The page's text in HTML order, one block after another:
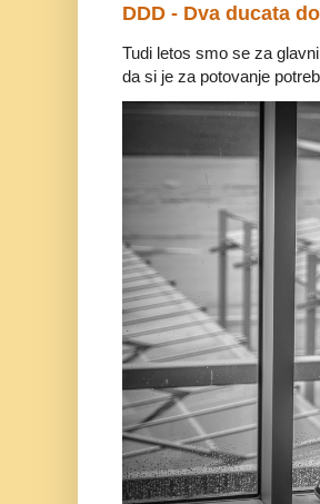
DDD - Dva ducata
Tudi letos smo se za
da si je za potovanje